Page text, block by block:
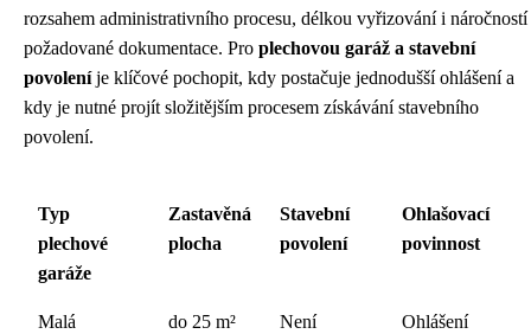
rozsahem administrativního procesu, délkou vyřizování i náročností
požadované dokumentace. Pro plechovou garáž a stavební
povoleníje klíčové pochopit, kdy postačuje jednodušší ohlášení a
kdy je nutné projít složitějším procesem získávání stavebního
povolení.
Typ
plechové
garáže
Zastavěná
plocha
Stavební
povolení
Ohlašovací
povinnost
Malá
do 25 m²
Není
Ohlášení